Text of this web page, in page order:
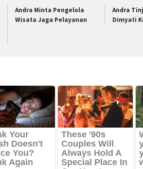
Andra Minta Pengelola
Wisata Jaga Pelayanan
Andra
Dimyati